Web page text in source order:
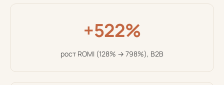
+522%
рост ROMI (128% → 798%), B2B